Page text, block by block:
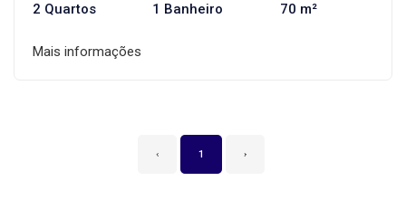
2 Quartos 1 Banheiro 70 m²
Mais informações
‹ 1 ›